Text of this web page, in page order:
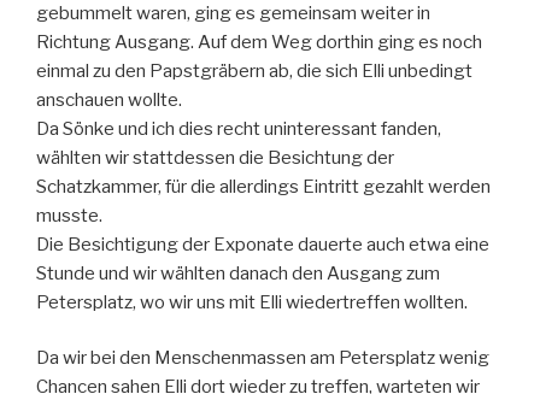
gebummelt waren, ging es gemeinsam weiter in
Richtung Ausgang. Auf dem Weg dorthin ging es noch
einmal zu den Papstgräbern ab, die sich Elli unbedingt
anschauen wollte.
Da Sönke und ich dies recht uninteressant fanden,
wählten wir stattdessen die Besichtung der
Schatzkammer, für die allerdings Eintritt gezahlt werden
musste.
Die Besichtigung der Exponate dauerte auch etwa eine
Stunde und wir wählten danach den Ausgang zum
Petersplatz, wo wir uns mit Elli wiedertreffen wollten.
Da wir bei den Menschenmassen am Petersplatz wenig
Chancen sahen Elli dort wieder zu treffen, warteten wir